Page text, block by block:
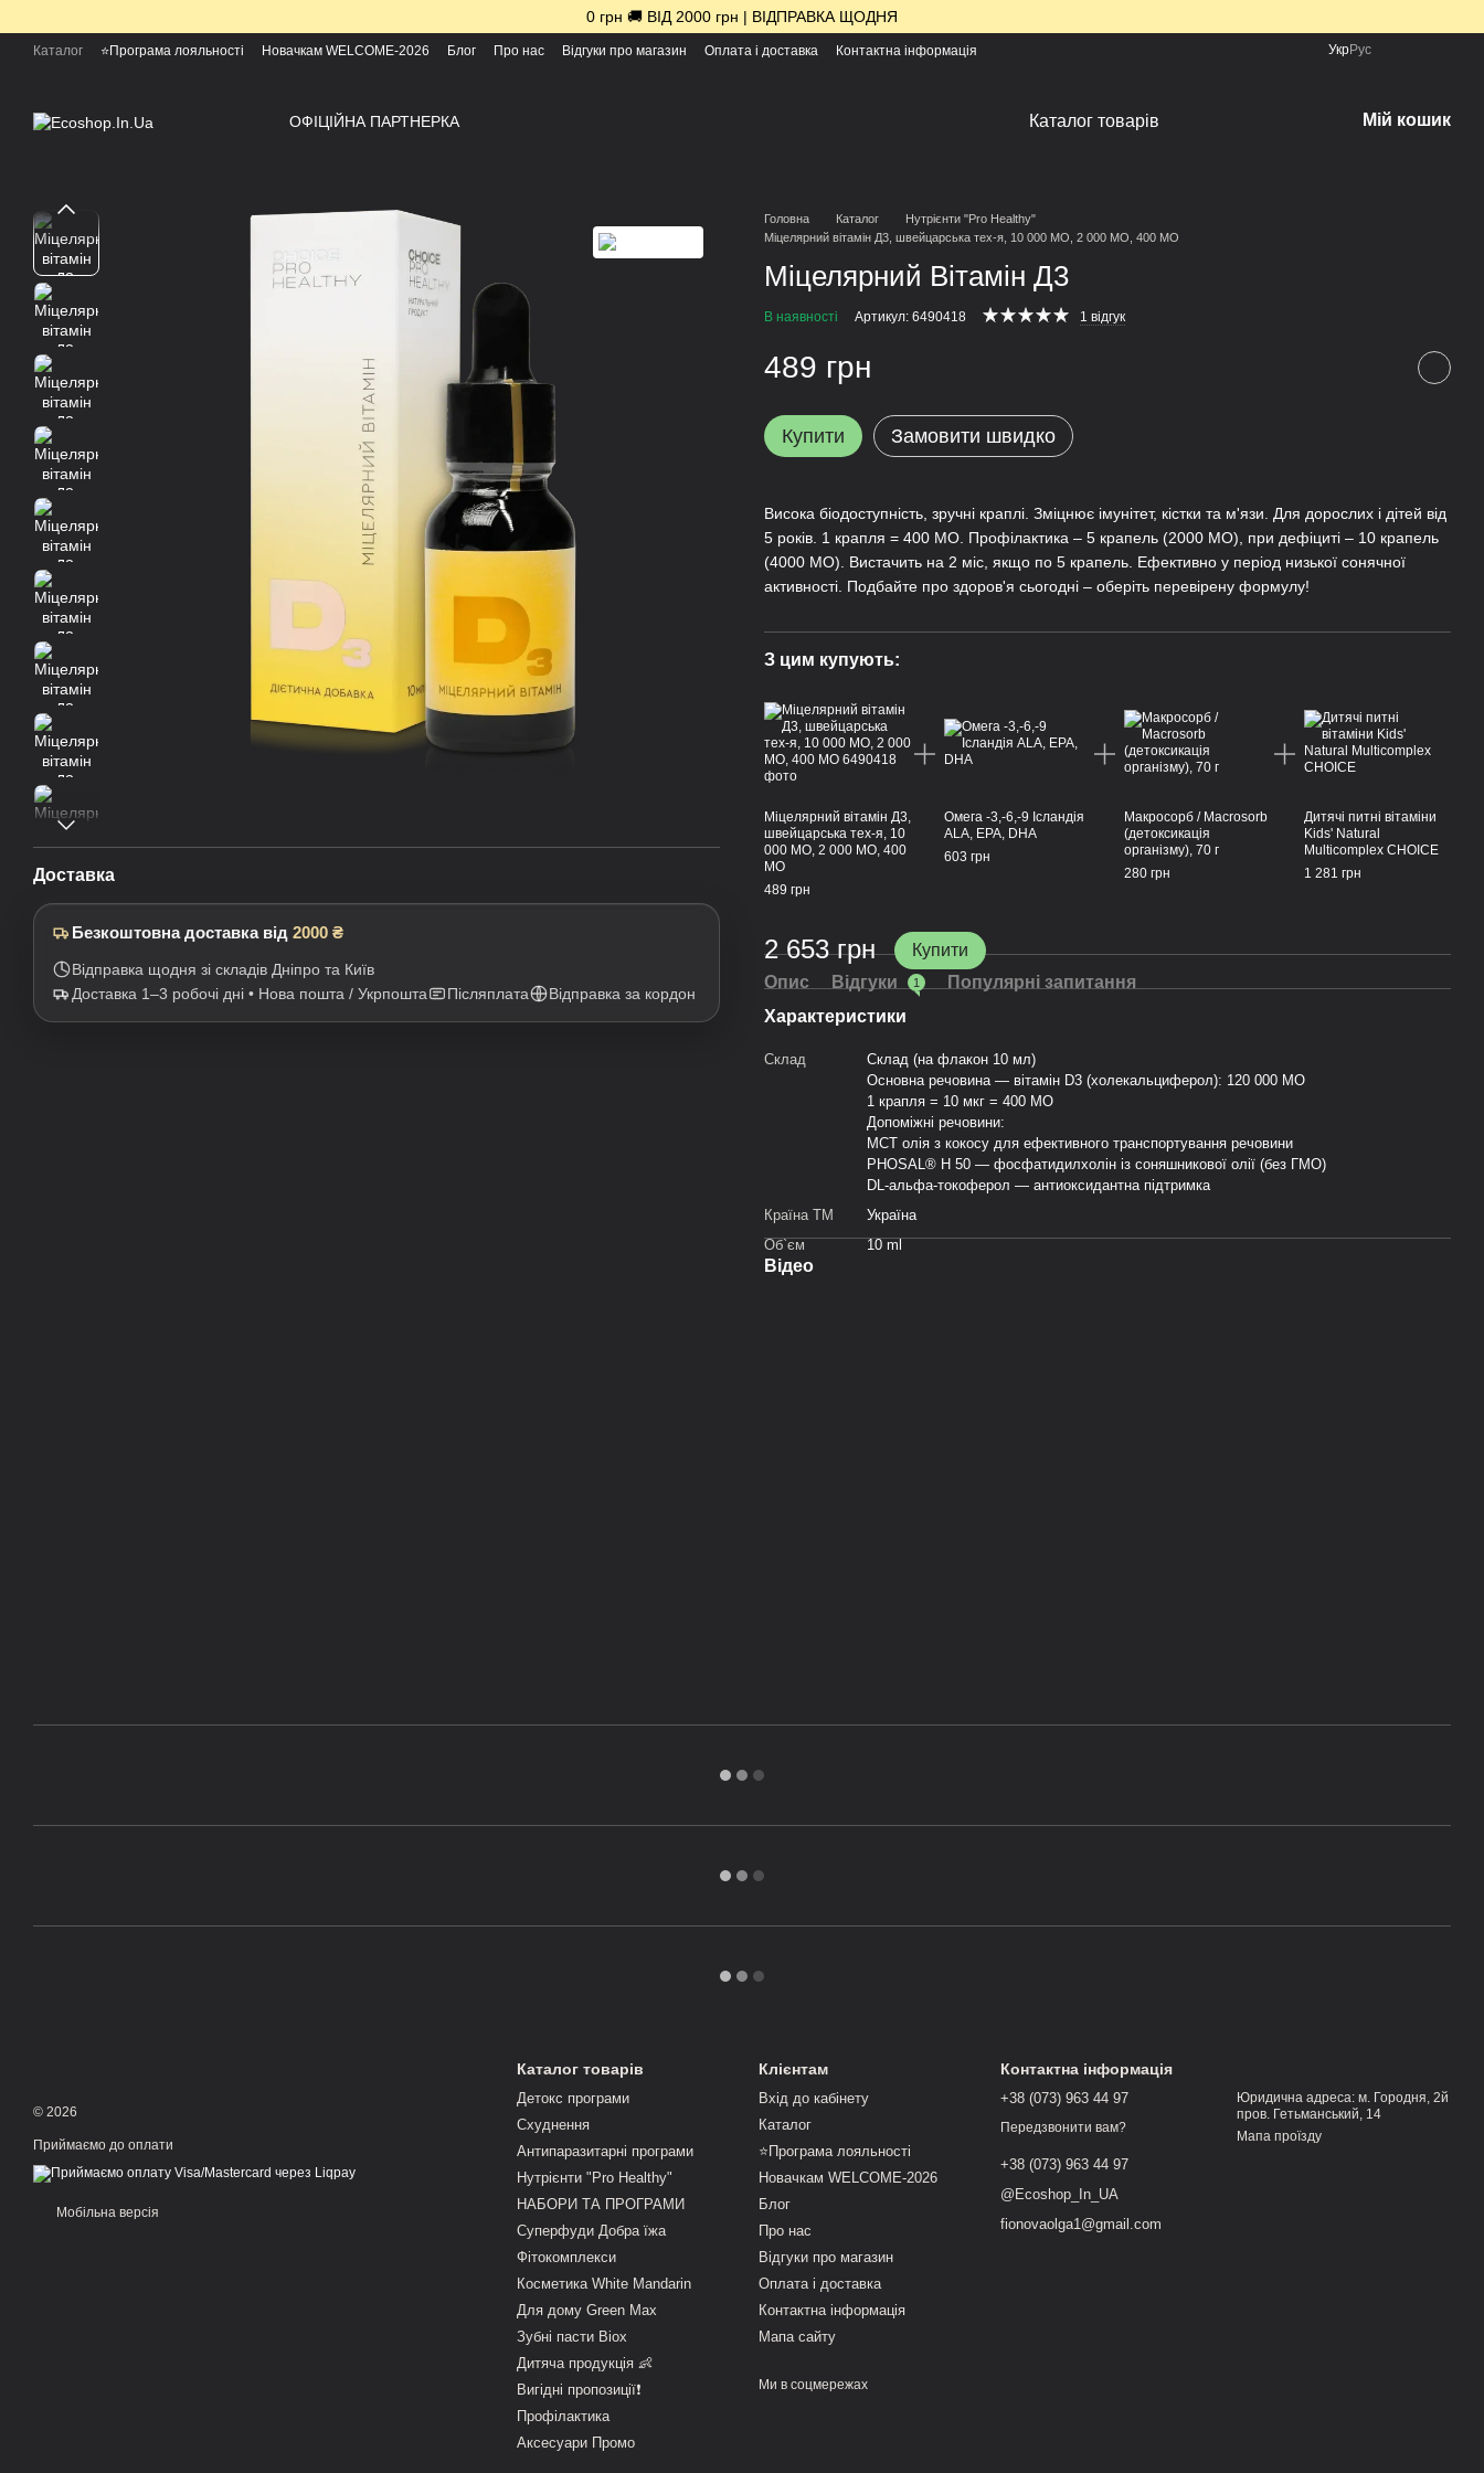
0 грн 🚚 ВІД 2000 грн | ВІДПРАВКА ЩОДНЯ
Каталог ⭐Програма лояльності Новачкам WELCOME-2026 Блог Про нас Відгуки про магазин Оплата і доставка Контактна інформація УкрРус
ОФІЦІЙНА ПАРТНЕРКА Каталог товарів Мій кошик
Доставка
Безкоштовна доставка від 2000 ₴
Відправка щодня зі складів Дніпро та Київ
Доставка 1–3 робочі дні • Нова пошта / Укрпошта
Післяплата Відправка за кордон
Головна Каталог
Нутрієнти "Pro Healthy"
Міцелярний вітамін Д3, швейцарська тех-я, 10 000 МО, 2 000 МО, 400 МО
Міцелярний Вітамін Д3
В наявності Артикул: 6490418 1 відгук
489 грн
Купити Замовити швидко
Висока біодоступність, зручні краплі. Зміцнює імунітет, кістки та м'язи. Для дорослих і дітей від
5 років. 1 крапля = 400 МО. Профілактика – 5 крапель (2000 МО), при дефіциті – 10 крапель
(4000 МО). Вистачить на 2 міс, якщо по 5 крапель. Ефективно у період низької сонячної
активності. Подбайте про здоров'я сьогодні – оберіть перевірену формулу!
З цим купують:
Міцелярний вітамін Д3,
швейцарська тех-я, 10
000 МО, 2 000 МО, 400
МО
489 грн
Омега -3,-6,-9 Ісландія
ALA, EPA, DHA
603 грн
Макросорб / Macrosorb
(детоксикація
організму), 70 г
280 грн
Дитячі питні вітаміни
Kids' Natural
Multicomplex CHOICE
1 281 грн
2 653 грн
Купити
Опис
Відгуки 1
Популярні запитання
Характеристики
Склад
Склад (на флакон 10 мл)
Основна речовина — вітамін D3 (холекальциферол): 120 000 МО
1 крапля = 10 мкг = 400 МО
Допоміжні речовини:
MCT олія з кокосу для ефективного транспортування речовини
PHOSAL® H 50 — фосфатидилхолін із соняшникової олії (без ГМО)
DL-альфа-токоферол — антиоксидантна підтримка
Країна ТМ
Україна
Об`єм
10 ml
Відео
© 2026
Приймаємо до оплати
Мобільна версія
Каталог товарів
Детокс програми
Схуднення
Антипаразитарні програми
Нутрієнти "Pro Healthy"
НАБОРИ ТА ПРОГРАМИ
Суперфуди Добра їжа
Фітокомплекси
Косметика White Mandarin
Для дому Green Max
Зубні пасти Biox
Дитяча продукція 👶
Вигідні пропозиції❗
Профілактика
Аксесуари Промо
Клієнтам
Вхід до кабінету
Каталог
⭐Програма лояльності
Новачкам WELCOME-2026
Блог
Про нас
Відгуки про магазин
Оплата і доставка
Контактна інформація
Мапа сайту
Ми в соцмережах
Контактна інформація
+38 (073) 963 44 97
Передзвонити вам?
+38 (073) 963 44 97
@Ecoshop_In_UA
fionovaolga1@gmail.com
Юридична адреса: м. Городня, 2й
пров. Гетьманський, 14
Мапа проїзду